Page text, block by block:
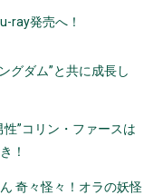
ray発売へ！
グダム”と共に成長し
”コリン・ファースは
！
奇々怪々！オラの妖怪